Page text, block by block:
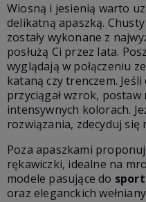
Wiosną i jesienią warto
delikatną apaszką. Chusty
zostały wykonane z
posłużą Ci przez lata.
wyglądają w połączeniu ze
kataną czy trenczem.
przyciągał wzrok,
intensywnych kolorach.
rozwiązania, zdecyduj się
Poza apaszkami
rękawiczki, idealne na
modele pasujące do
oraz eleganckich